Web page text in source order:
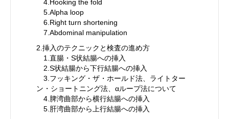
4.Hooking the fold
5.Alpha loop
6.Right turn shortening
7.Abdominal manipulation
2.挿入のテクニックと検査の進め方
1.直腸・S状結腸への挿入
2.S状結腸から下行結腸への挿入
3.フッキング・ザ・ホールド法、ライトター
ン・ショートニング法、αループ法について
4.脾湾曲部から横行結腸への挿入
5.肝湾曲部から上行結腸への挿入